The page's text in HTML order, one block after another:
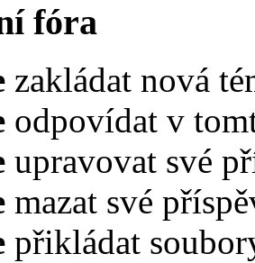
fóra
zakládat nová
odpovídat v
upravovat své
mazat své
přikládat